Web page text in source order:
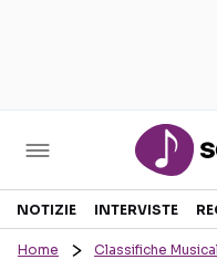
Sezioni
NOTIZIE INTERVISTE
Home Classifiche